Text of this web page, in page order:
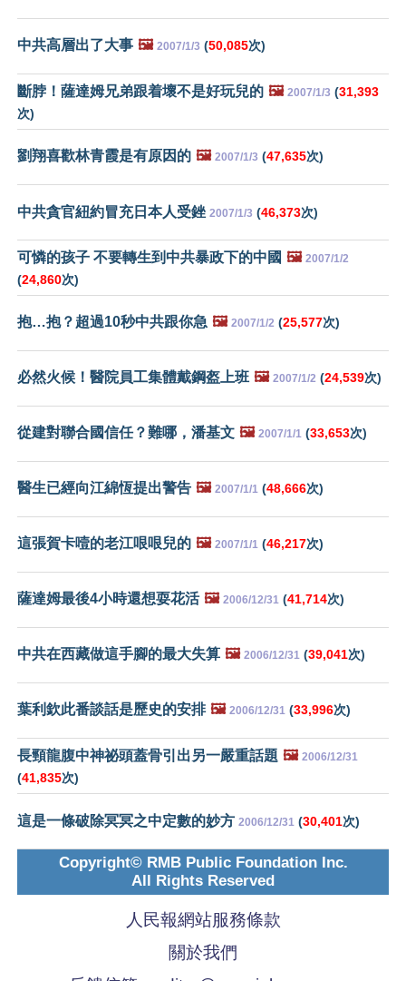
中共高層出了大事 🖼️ 2007/1/3 (50,085次)
斷脖！薩達姆兄弟跟着壞不是好玩兒的 🖼️ 2007/1/3 (31,393
次)
劉翔喜歡林青霞是有原因的 🖼️ 2007/1/3 (47,635次)
中共貪官紐約冒充日本人受銼 2007/1/3 (46,373次)
可憐的孩子 不要轉生到中共暴政下的中國 🖼️ 2007/1/2
(24,860次)
抱…抱？超過10秒中共跟你急 🖼️ 2007/1/2 (25,577次)
必然火候！醫院員工集體戴鋼盔上班 🖼️ 2007/1/2 (24,539次)
從建對聯合國信任？難哪，潘基文 🖼️ 2007/1/1 (33,653次)
醫生已經向江綿恆提出警告 🖼️ 2007/1/1 (48,666次)
這張賀卡噎的老江哏哏兒的 🖼️ 2007/1/1 (46,217次)
薩達姆最後4小時還想耍花活 🖼️ 2006/12/31 (41,714次)
中共在西藏做這手腳的最大失算 🖼️ 2006/12/31 (39,041次)
葉利欽此番談話是歷史的安排 🖼️ 2006/12/31 (33,996次)
長頸龍腹中神祕頭蓋骨引出另一嚴重話題 🖼️ 2006/12/31
(41,835次)
這是一條破除冥冥之中定數的妙方 2006/12/31 (30,401次)
Copyright© RMB Public Foundation Inc.
All Rights Reserved
人民報網站服務條款
關於我們